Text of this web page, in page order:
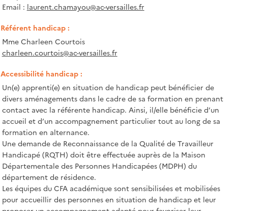
Email : laurent.chamayou@ac-versailles.fr
Référent handicap :
Mme Charleen Courtois
charleen.courtois@ac-versailles.fr
Accessibilité handicap :
Un(e) apprenti(e) en situation de handicap peut bénéficier de
divers aménagements dans le cadre de sa formation en prenant
contact avec la référente handicap. Ainsi, il/elle bénéficie d’un
accueil et d’un accompagnement particulier tout au long de sa
formation en alternance.
Une demande de Reconnaissance de la Qualité de Travailleur
Handicapé (RQTH) doit être effectuée auprès de la Maison
Départementale des Personnes Handicapées (MDPH) du
département de résidence.
Les équipes du CFA académique sont sensibilisées et mobilisées
pour accueillir des personnes en situation de handicap et leur